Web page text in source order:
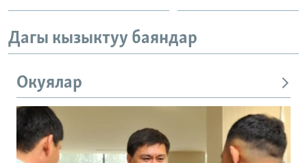
Дагы кызыктуу баяндар
Окуялар